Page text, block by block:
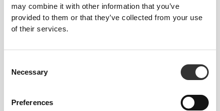
may combine it with other information that you’ve
provided to them or that they’ve collected from your use
of their services.
Selection
Necessary
Preferences
Informacje i pielęgnacja